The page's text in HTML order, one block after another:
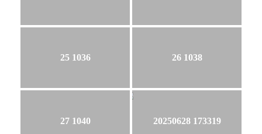
25 1036 26 1038
27 1040 20250628 173319